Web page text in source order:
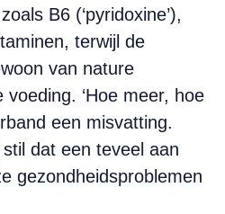
B6 (‘pyridoxine’),
terwijl de
van nature
‘Hoe meer, hoe
een misvatting.
dat een teveel aan
gezondheidsproblemen